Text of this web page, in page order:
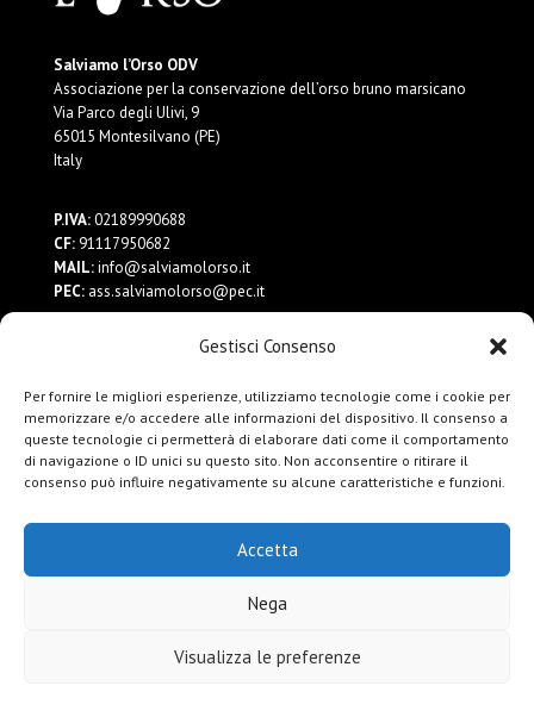
Gestisci Consenso
Per fornire le migliori esperienze, utilizziamo tecnologie come i cookie per
memorizzare e/o accedere alle informazioni del dispositivo. Il consenso a
queste tecnologie ci permetterà di elaborare dati come il comportamento
di navigazione o ID unici su questo sito. Non acconsentire o ritirare il
consenso può influire negativamente su alcune caratteristiche e funzioni.
Accetta
Nega
Visualizza le preferenze
Salviamo l’Orso ODV
Associazione per la conservazione dell’orso bruno marsicano
Via Parco degli Ulivi, 9
65015 Montesilvano (PE)
Italy
P.IVA:02189990688
CF:91117950682
MAIL:info@salviamolorso.it
PEC:ass.salviamolorso@pec.it
Privacy Policy